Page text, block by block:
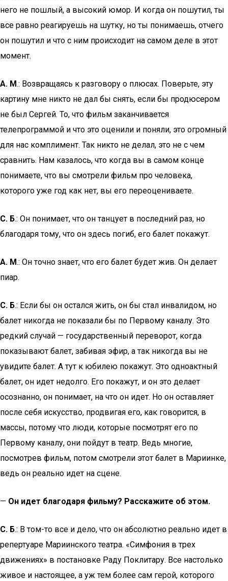
него не пошлый, а высокий юмор. И когда он пошутил, ты
все равно реагируешь на шутку, но ты понимаешь, отчего
он пошутил и что с ним происходит на самом деле в этот
момент.
А. М.: Возвращаясь к разговору о плюсах. Поверьте, эту
картину мне никто не дал бы снять, если бы продюсером
не был Сергей. То, что фильм заканчивается
телепрограммой и что это оценили и поняли, это огромный
для нас комплимент. Так никто не делал, это не с чем
сравнить. Нам казалось, что когда вы в самом конце
понимаете, что вы смотрели фильм про человека,
которого уже год как нет, вы его переоцениваете.
С. Б.: Он понимает, что он танцует в последний раз, но
благодаря тому, что он здесь погиб, его балет покажут.
А. М.: Он точно знает, что его балет будет жив. Он делает
пиар.
С. Б.: Если бы он остался жить, он бы стал инвалидом, но
балет никогда не показали бы по Первому каналу. Это
редкий случай — государственный переворот, когда
показывают балет, забивая эфир, а так никогда вы не
увидите балет. А тут к юбилею покажут. Это одноактный
балет, он идет недолго. Его покажут, и он это делает
осознанно, он понимает, на что он идет. Но он оставляет
после себя искусство, продвигая его, как говорится, в
массы, потому что люди, которые посмотрят его по
Первому каналу, они пойдут в театр. Ведь многие,
посмотрев фильм, потом смотрели этот балет в Мариинке,
ведь он реально идет на сцене.
— Он идет благодаря фильму? Расскажите об этом.
С. Б.: В том-то все и дело, что он абсолютно реально идет в
репертуаре Мариинского театра. «Симфония в трех
движениях» в постановке Раду Поклитару. Все настолько
живое и настоящее, а уж тем более сам герой, которого